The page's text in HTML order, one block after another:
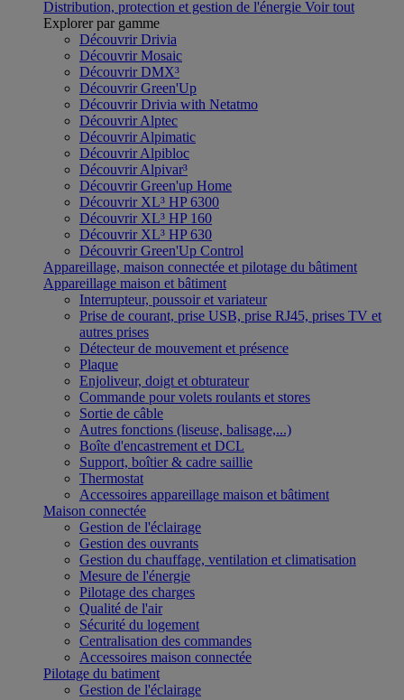
Distribution, protection et gestion de l'énergie Voir tout
Explorer par gamme
Découvrir Drivia
Découvrir Mosaic
Découvrir DMX³
Découvrir Green'Up
Découvrir Drivia with Netatmo
Découvrir Alptec
Découvrir Alpimatic
Découvrir Alpibloc
Découvrir Alpivar³
Découvrir Green'up Home
Découvrir XL³ HP 6300
Découvrir XL³ HP 160
Découvrir XL³ HP 630
Découvrir Green'Up Control
Appareillage, maison connectée et pilotage du bâtiment
Appareillage maison et bâtiment
Interrupteur, poussoir et variateur
Prise de courant, prise USB, prise RJ45, prises TV et
autres prises
Détecteur de mouvement et présence
Plaque
Enjoliveur, doigt et obturateur
Commande pour volets roulants et stores
Sortie de câble
Autres fonctions (liseuse, balisage,...)
Boîte d'encastrement et DCL
Support, boîtier & cadre saillie
Thermostat
Accessoires appareillage maison et bâtiment
Maison connectée
Gestion de l'éclairage
Gestion des ouvrants
Gestion du chauffage, ventilation et climatisation
Mesure de l'énergie
Pilotage des charges
Qualité de l'air
Sécurité du logement
Centralisation des commandes
Accessoires maison connectée
Pilotage du batiment
Gestion de l'éclairage